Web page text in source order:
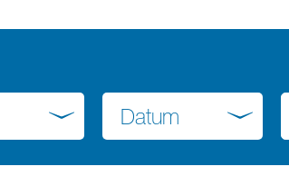
Datum